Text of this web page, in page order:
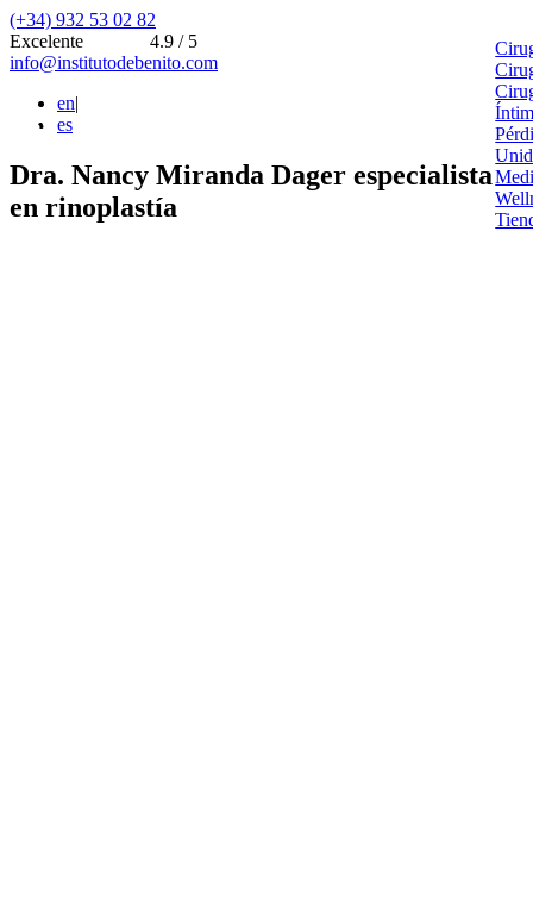
(+34) 932 53 02 82
Excelente
4.9 / 5
info@institutodebenito.com
en|
es
Dra. Nancy Miranda Dager especialista
en rinoplastía